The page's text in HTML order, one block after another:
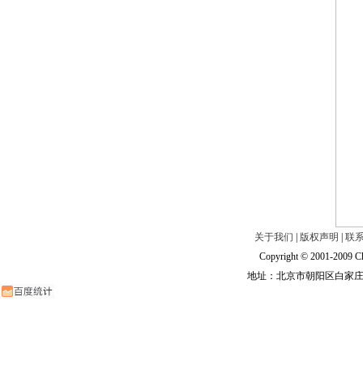
关于我们 版权声明
联
Copyright © 2001-2009
地址：北京市朝阳区白家